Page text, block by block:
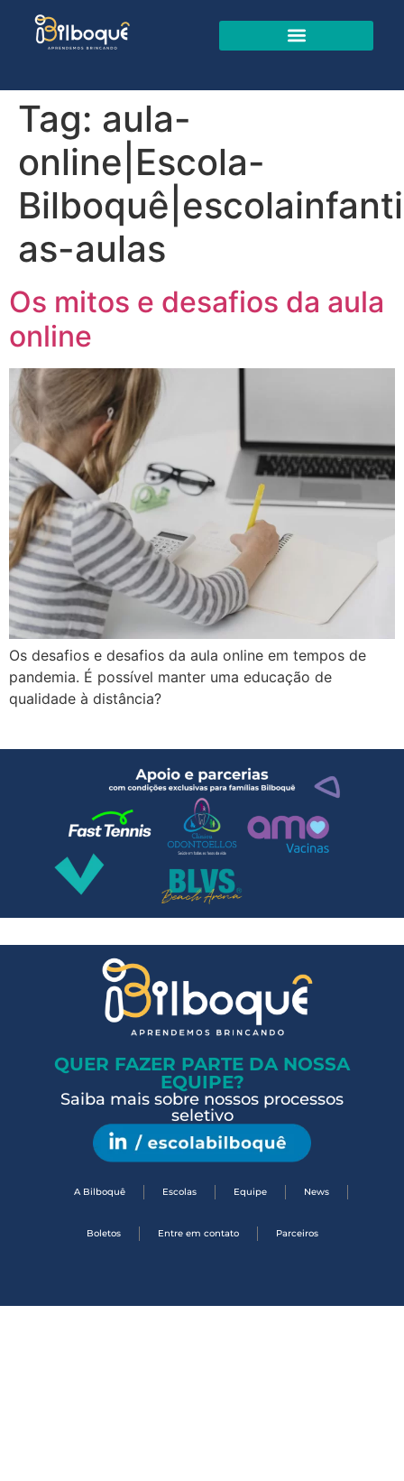
Tag: aula-
online|Escola-
as-aulas
Os mitos e desafios da aula
online
Os desafios e desafios da aula online em tempos de
pandemia. É possível manter uma educação de
qualidade à distância?
QUER FAZER PARTE DA NOSSA
EQUIPE?
Saiba mais sobre nossos processos
seletivo
A Bilboquê Escolas Equipe News
Boletos Entre em contato Parceiros